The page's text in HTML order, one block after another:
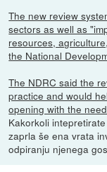
The new review
sectors as well as
resources,
the National
The NDRC said the
practice and would
opening with the
Kakorkoli
zaprla še ena vrata
odpiranju njenega